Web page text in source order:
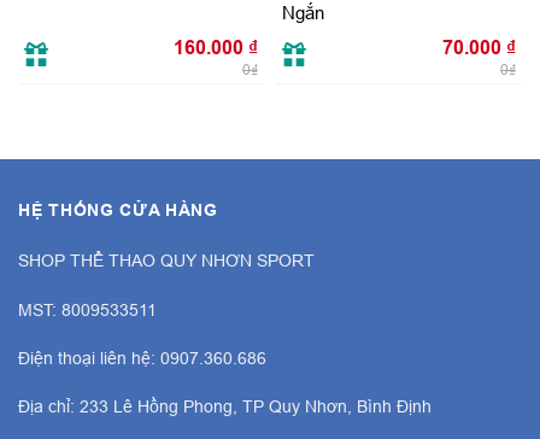
160.000 ₫
0₫
Ngắn
70.000 ₫
0₫
HỆ THỐNG CỬA HÀNG
SHOP THỂ THAO QUY NHƠN SPORT
MST: 8009533511
Điện thoại liên hệ: 0907.360.686
Địa chỉ: 233 Lê Hồng Phong, TP Quy Nhơn, Bình Định